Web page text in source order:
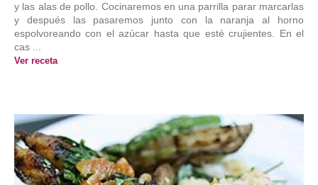
y las alas de pollo. Cocinaremos en una parrilla parar marcarlas
y después las pasaremos junto con la naranja al horno
espolvoreando con el azúcar hasta que esté crujientes. En el
cas ...
Ver receta